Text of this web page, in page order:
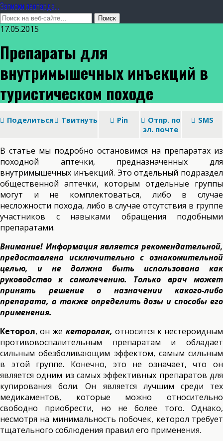
Записки леопарда...
17.05.2015
Препараты для
внутримышечных инъекций в
туристическом походе
Поделиться Твитнуть Pin
Отпр. по
эл. почте
SMS
В статье мы подробно остановимся на препаратах из
походной аптечки, предназначенных для
внутримышечных инъекций. Это отдельный подраздел
общественной аптечки, которым отдельные группы
могут и не комплектоваться, либо в случае
несложности похода, либо в случае отсутствия в группе
участников с навыками обращения подобными
препаратами.
Внимание! Информация является рекомендательной,
предоставлена исключительно с ознакомительной
целью, и не должна быть использована как
руководство к самолечению. Только врач может
принять решение о назначении какого-либо
препарата, а также определить дозы и способы его
применения.
Кеторол, он же кеторолак, относится к нестероидным
противовоспалительным препаратам и обладает
сильным обезболивающим эффектом, самым сильным
в этой группе. Конечно, это не означает, что он
является одним из самых эффективных препаратов для
купирования боли. Он является лучшим среди тех
медикаментов, которые можно относительно
свободно приобрести, но не более того. Однако,
несмотря на минимальность побочек, кеторол требует
тщательного соблюдения правил его применения.